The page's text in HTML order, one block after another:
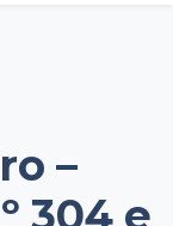
–
304 e